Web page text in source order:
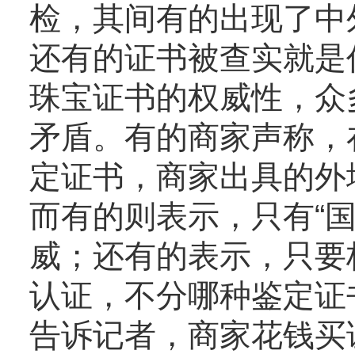
检，其间有的出现了
还有的证书被查实就
珠宝证书的权威性，
矛盾。有的商家声称
定证书，商家出具的
而有的则表示，只有“
威；还有的表示，只
认证，不分哪种鉴定
告诉记者，商家花钱